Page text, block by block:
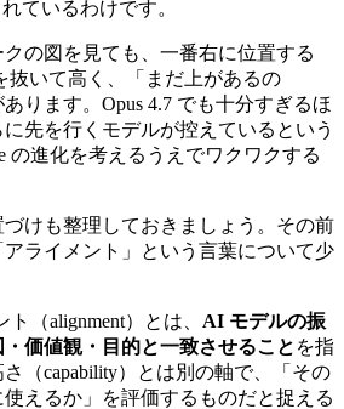
ているわけです。
の図を見ても、一番右に位置する
抜いて高く、「まだ上があるの
ります。Opus 4.7 でも十分すぎるほ
先を行くモデルが控えているという
の進化を考えるうえでワクワクする
けも整理しておきましょう。その前
ライメント」という言葉について少
（alignment）とは、 AI モデルの振
価値観・目的と一致させること を指
（capability）とは別の軸で、「その
えるか」を評価するものだと捉える